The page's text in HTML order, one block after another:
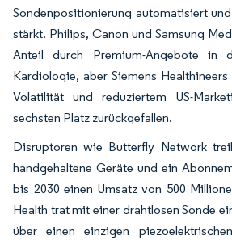
Sondenpositionierung automatisiert
stärkt. Philips, Canon und Samsung
Anteil durch Premium-Angebote in
Kardiologie, aber Siemens
Volatilität und reduziertem US-
sechsten Platz zurückgefallen.
Disruptoren wie Butterfly Network
handgehaltene Geräte und ein
bis 2030 einen Umsatz von 500
Health trat mit einer drahtlosen Sonde
über einen einzigen